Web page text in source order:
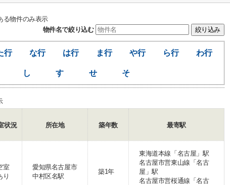
る物件のみ表示
物件名で絞り込む
行 な行 は行 ま行 や行 ら行 わ行
し す せ そ
状況 所在地 築年数 最寄駅
室
り
愛知県名古屋市
中村区名駅
築1年
東海道本線「名古屋」駅
名古屋市営東山線「名古
屋」駅
名古屋市営桜通線「名古